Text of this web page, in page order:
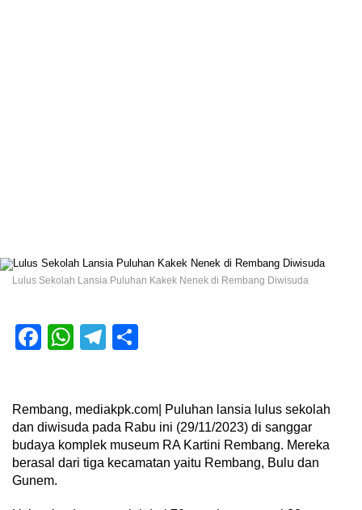
Lulus Sekolah Lansia Puluhan Kakek Nenek di Rembang Diwisuda
Facebook
WhatsApp
Telegram
Rembang, mediakpk.com| Puluhan lansia lulus sekolah
dan diwisuda pada Rabu ini (29/11/2023) di sanggar
budaya komplek museum RA Kartini Rembang. Mereka
berasal dari tiga kecamatan yaitu Rembang, Bulu dan
Gunem.